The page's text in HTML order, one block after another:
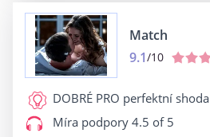
Match
9.1/10
DOBRÉ PRO perfektní shoda
Míra podpory 4.5 of 5